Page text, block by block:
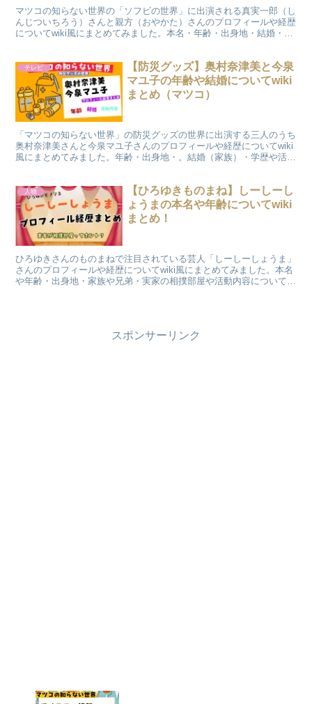
マツコの知らない世界の「ソフビの世界」に出演される真実一郎（し
んじついちろう）さんと親方（おやかた）さんのプロフィールや経歴
についてwiki風にまとめてみました。本名・年齢・出身地・結婚・活
テレビ
【防災グッズ】奥村奈津美と今泉
マユ子の年齢や結婚についてwiki
まとめ（マツコ）
「マツコの知らない世界」の防災グッズの世界に出演する三人のうち
奥村奈津美さんと今泉マユ子さんのプロフィールや経歴についてwiki
風にまとめてみました。年齢・出身地・。結婚（家族）・学歴や活動
人物
【ひろゆきものまね】しーしーし
ょうまの本名や年齢についてwiki
まとめ！
ひろゆきさんのものまねで注目されている芸人「しーしーしょうま」
さんのプロフィールや経歴についてwiki風にまとめてみました。本名
や年齢・出身地・家族や兄弟・実家の相撲部屋や活動内容について紹
スポンサーリンク